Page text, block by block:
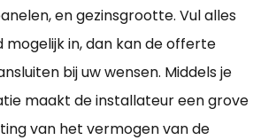
en gezinsgrootte. Vul alles
mogelijk in, dan kan de offerte
bij uw wensen. Middels je
maakt de installateur een grove
van het vermogen van de